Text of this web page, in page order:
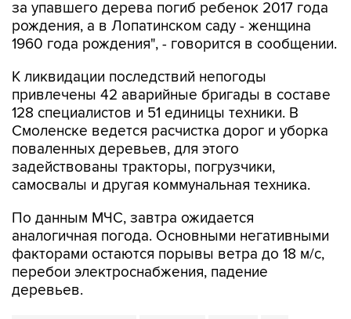
за упавшего дерева погиб ребенок 2017 года
рождения, а в Лопатинском саду - женщина
1960 года рождения", - говорится в сообщении.
К ликвидации последствий непогоды
привлечены 42 аварийные бригады в составе
128 специалистов и 51 единицы техники. В
Смоленске ведется расчистка дорог и уборка
поваленных деревьев, для этого
задействованы тракторы, погрузчики,
самосвалы и другая коммунальная техника.
По данным МЧС, завтра ожидается
аналогичная погода. Основными негативными
факторами остаются порывы ветра до 18 м/с,
перебои электроснабжения, падение
деревьев.